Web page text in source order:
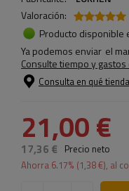
Valoración:
Producto disponible
Ya podemos enviar el
Consulte tiempo y
Consulta en qué
21,00 €
17,36 € Precio neto
Ahorra 6.17% (1,38 €), al